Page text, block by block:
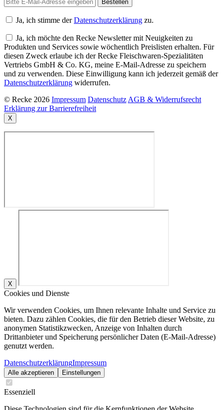
Ja, ich stimme derDatenschutzerklärung zu.
Ja, ich möchte den Recke Newsletter mit Neuigkeiten zu
Produkten und Services sowie wöchentlich Preislisten erhalten. Für
diesen Zweck erlaube ich der Recke Fleischwaren-Spezialitäten
Vertriebs GmbH & Co. KG, meine E-Mail-Adresse zu speichern
und zu verwenden. Diese Einwilligung kann ich jederzeit gemäß der
Datenschutzerklärung widerrufen.
© Recke 2026 Impressum Datenschutz AGB & Widerrufsrecht
Erklärung zur Barrierefreiheit
X
X
Cookies und Dienste
Wir verwenden Cookies, um Ihnen relevante Inhalte und Service zu
bieten. Dazu zählen Cookies, die für den Betrieb dieser Website, zu
anonymen Statistikzwecken, Anzeige von Inhalten durch
Drittanbieter und Speicherung persönlicher Daten (E-Mail-Adresse)
genutzt werden.
DatenschutzerklärungImpressum
Alle akzeptieren Einstellungen
Essenziell